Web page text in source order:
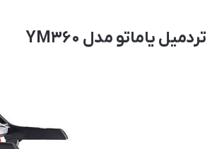
تردمیل یاماتو مدل YM360